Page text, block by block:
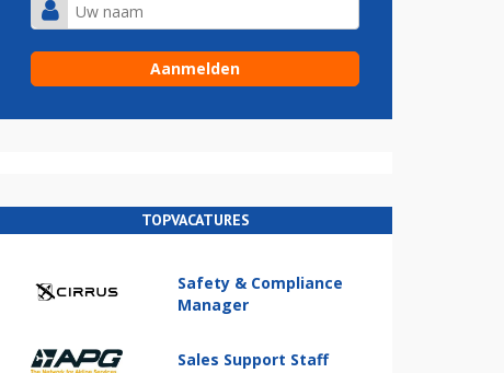
TOPVACATURES
Safety & Compliance
Manager
Sales Support Staff